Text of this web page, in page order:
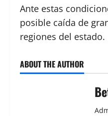
Ante estas
posible caída de
regiones del estado.
ABOUT THE AUTHOR